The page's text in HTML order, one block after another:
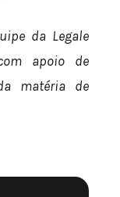
da Legale
apoio de
matéria de